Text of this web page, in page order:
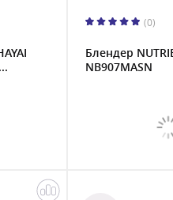
(0)
Блендер
NB907MASN